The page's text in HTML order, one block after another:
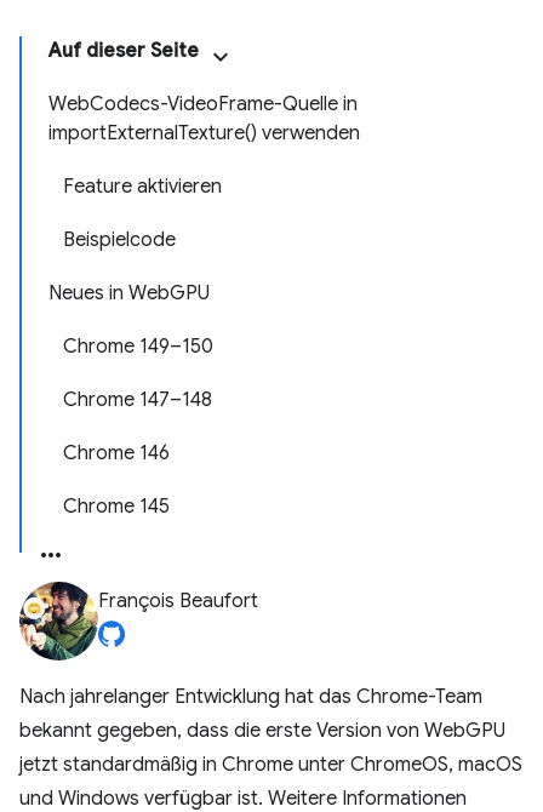
Auf dieser Seite
WebCodecs-VideoFrame-Quelle in
importExternalTexture() verwenden
Feature aktivieren
Beispielcode
Neues in WebGPU
Chrome 149–150
Chrome 147–148
Chrome 146
Chrome 145
François Beaufort
Nach jahrelanger Entwicklung hat das Chrome-Team
bekannt gegeben, dass die erste Version von WebGPU
jetzt standardmäßig in Chrome unter ChromeOS, macOS
und Windows verfügbar ist. Weitere Informationen